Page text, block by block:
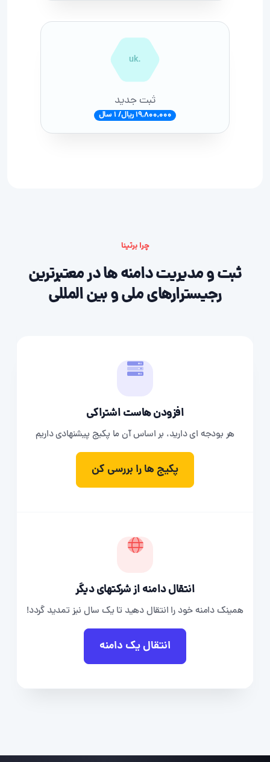
.uk
ثبت جدید
19,800,000 ریال/ 1 سال
چرا برتینا
ثبت و مدیریت دامنه ها در معتبرترین
رجیسترارهای ملی و بین المللی
افزودن هاست اشتراکی
هر بودجه ای دارید، بر اساس آن ما پکیج پیشنهادی داریم
پکیج ها را بررسی کن
انتقال دامنه از شرکتهای دیگر
همینک دامنه خود را انتقال دهید تا یک سال نیز تمدید گردد!
انتقال یک دامنه